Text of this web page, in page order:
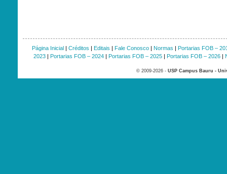
Página Inicial| Créditos | Editais | Fale Conosco| Normas | Portarias FOB –
2023| Portarias FOB – 2024| Portarias FOB – 2025| Portarias FOB – 2026|
© 2009-2026 - USP Campus Bauru -